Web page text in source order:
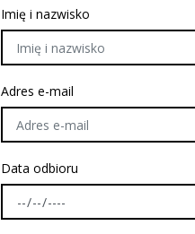
Imię i nazwisko
Adres e-mail
Data odbioru